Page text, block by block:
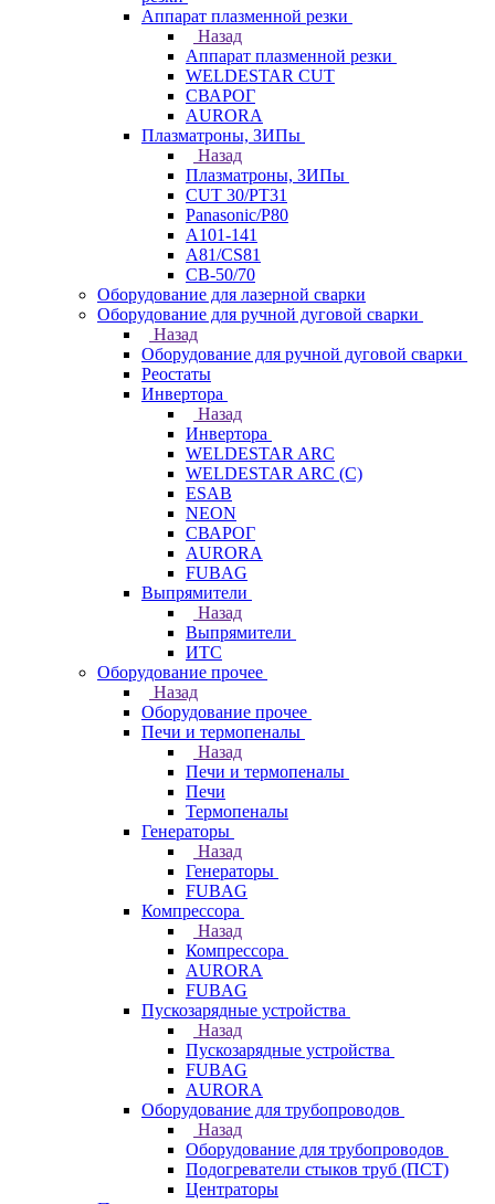
Аппарат плазменной резки
Назад
Аппарат плазменной резки
WELDESTAR CUT
СВАРОГ
AURORA
Плазматроны, ЗИПы
Назад
Плазматроны, ЗИПы
CUT 30/PT31
Panasonic/P80
А101-141
А81/CS81
СВ-50/70
Оборудование для лазерной сварки
Оборудование для ручной дуговой сварки
Назад
Оборудование для ручной дуговой сварки
Реостаты
Инвертора
Назад
Инвертора
WELDESTAR ARC
WELDESTAR ARC (С)
ESAB
NEON
СВАРОГ
AURORA
FUBAG
Выпрямители
Назад
Выпрямители
ИТС
Оборудование прочее
Назад
Оборудование прочее
Печи и термопеналы
Назад
Печи и термопеналы
Печи
Термопеналы
Генераторы
Назад
Генераторы
FUBAG
Компрессора
Назад
Компрессора
AURORA
FUBAG
Пускозарядные устройства
Назад
Пускозарядные устройства
FUBAG
AURORA
Оборудование для трубопроводов
Назад
Оборудование для трубопроводов
Подогреватели стыков труб (ПСТ)
Центраторы